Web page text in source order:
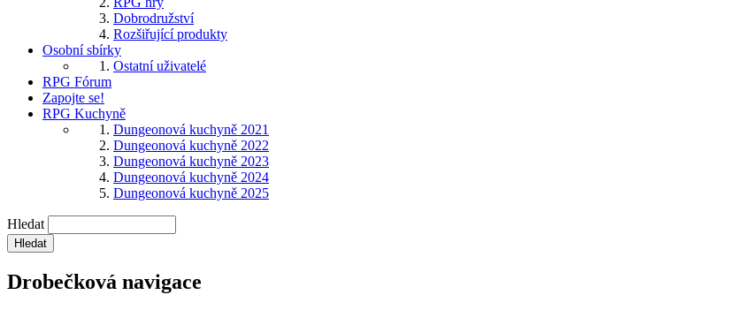
Dobrodružství
Rozšiřující produkty
Osobní sbírky
Ostatní uživatelé
RPG Fórum
Zapojte se!
RPG Kuchyně
Dungeonová kuchyně 2021
Dungeonová kuchyně 2022
Dungeonová kuchyně 2023
Dungeonová kuchyně 2024
Dungeonová kuchyně 2025
Hledat
Drobečková navigace